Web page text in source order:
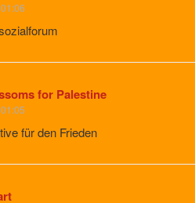
for Palestine
für den Frieden